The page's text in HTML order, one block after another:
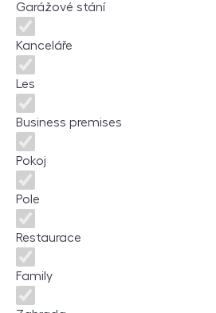
Garážové stání
Kanceláře
Les
Business premises
Pokoj
Pole
Restaurace
Family